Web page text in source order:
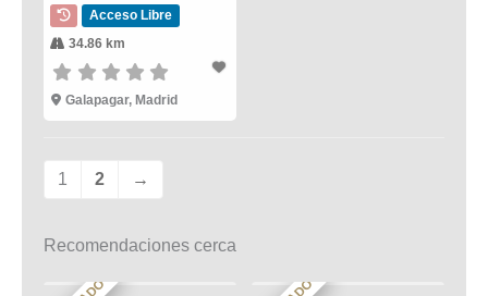
Acceso Libre
34.86 km
Galapagar, Madrid
1 2 →
Recomendaciones cerca